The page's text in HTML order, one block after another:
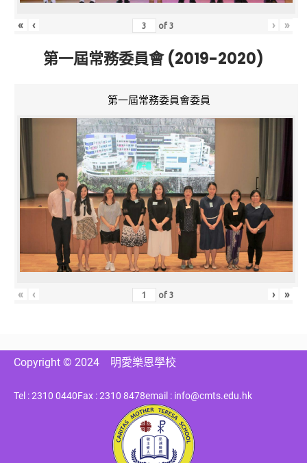
« ‹ of3 › »
第一屆常務委員會 (2019-2020)
第一屆常務委員會委員
« ‹ of3 › »
Copyright © 2024 明愛樂恩學校
Tel : 2310 0440Fax : 2310 8478email : info@cmts.edu.hk